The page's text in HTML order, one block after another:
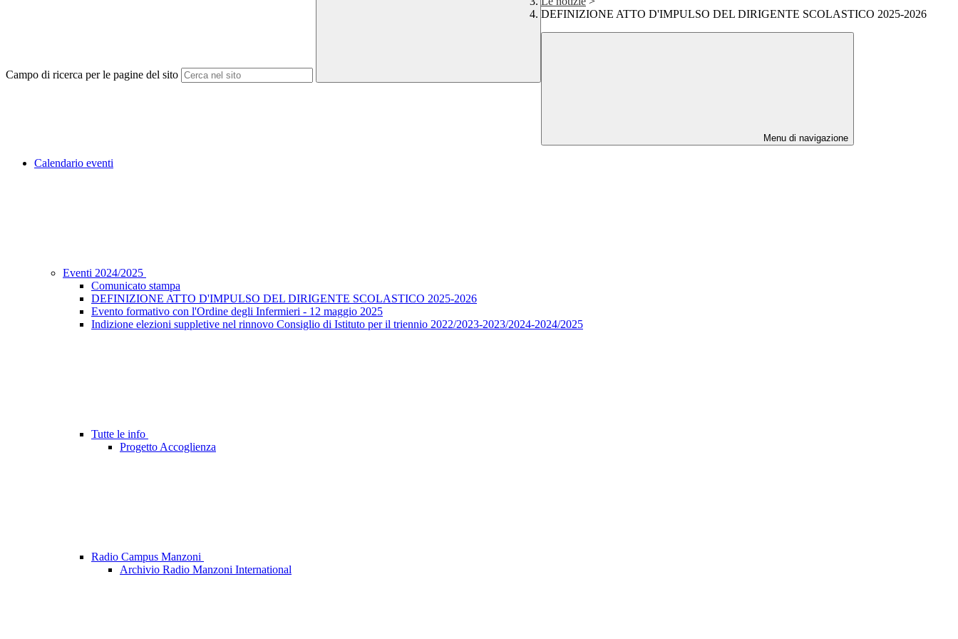
Campo di ricerca per le pagine del sito
DEFINIZIONE ATTO D'IMPULSO DEL DIRIGENTE SCOLASTICO 2025-2026
Menu di navigazione
Calendario eventi
Eventi 2024/2025
Comunicato stampa
DEFINIZIONE ATTO D'IMPULSO DEL DIRIGENTE SCOLASTICO 2025-2026
Evento formativo con l'Ordine degli Infermieri - 12 maggio 2025
Indizione elezioni suppletive nel rinnovo Consiglio di Istituto per il triennio 2022/2023-2023/2024-2024/2025
Tutte le info
Progetto Accoglienza
Radio Campus Manzoni
Archivio Radio Manzoni International